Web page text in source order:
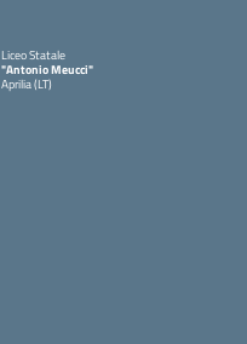
Liceo Statale
"Antonio Meucci"
Aprilia (LT)